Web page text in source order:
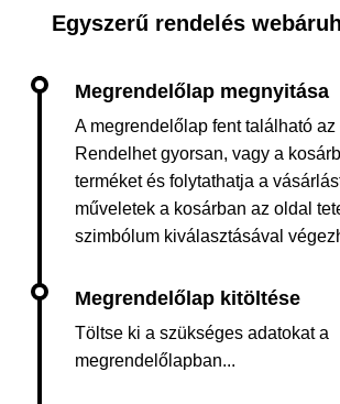
Egyszerű rendelés
A megrendelőlap fent található az
Rendelhet gyorsan, vagy a
terméket és folytathatja a
műveletek a kosárban az oldal
szimbólum kiválasztásával
Töltse ki a szükséges adatokat a
megrendelőlapban...